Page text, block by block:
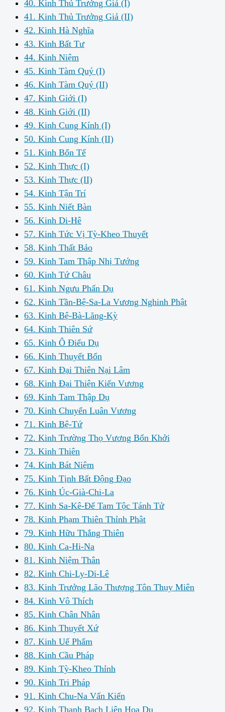
40. Kinh Thủ Trưởng Giả (I)
41. Kinh Thủ Trưởng Giả (II)
42. Kinh Hà Nghĩa
43. Kinh Bất Tư
44. Kinh Niệm
45. Kinh Tàm Quý (I)
46. Kinh Tàm Quý (II)
47. Kinh Giới (I)
48. Kinh Giới (II)
49. Kinh Cung Kính (I)
50. Kinh Cung Kính (II)
51. Kinh Bổn Tế
52. Kinh Thực (I)
53. Kinh Thực (II)
54. Kinh Tận Trí
55. Kinh Niết Bàn
56. Kinh Di-Hê
57. Kinh Tức Vị Tỳ-Kheo Thuyết
58. Kinh Thất Bảo
59. Kinh Tam Thập Nhị Tướng
60. Kinh Tứ Châu
61. Kinh Ngưu Phấn Dụ
62. Kinh Tần-Bệ-Sa-La Vương Nghinh Phật
63. Kinh Bệ-Bà-Lăng-Kỳ
64. Kinh Thiên Sứ
65. Kinh Ô Điểu Dụ
66. Kinh Thuyết Bổn
67. Kinh Đại Thiên Nại Lâm
68. Kinh Đại Thiện Kiến Vương
69. Kinh Tam Thập Dụ
70. Kinh Chuyển Luân Vương
71. Kinh Bệ-Tứ
72. Kinh Trường Thọ Vương Bổn Khởi
73. Kinh Thiên
74. Kinh Bát Niệm
75. Kinh Tịnh Bất Động Đạo
76. Kinh Úc-Già-Chi-La
77. Kinh Sa-Kê-Ðế Tam Tộc Tánh Tử
78. Kinh Phạm Thiên Thỉnh Phật
79. Kinh Hữu Thắng Thiên
80. Kinh Ca-Hi-Na
81. Kinh Niệm Thân
82. Kinh Chi-Ly-Di-Lê
83. Kinh Trưởng Lão Thượng Tôn Thụy Miên
84. Kinh Vô Thích
85. Kinh Chân Nhân
86. Kinh Thuyết Xứ
87. Kinh Uế Phẩm
88. Kinh Cầu Pháp
89. Kinh Tỳ-Kheo Thỉnh
90. Kinh Tri Pháp
91. Kinh Chu-Na Vấn Kiến
92. Kinh Thanh Bạch Liên Hoa Dụ